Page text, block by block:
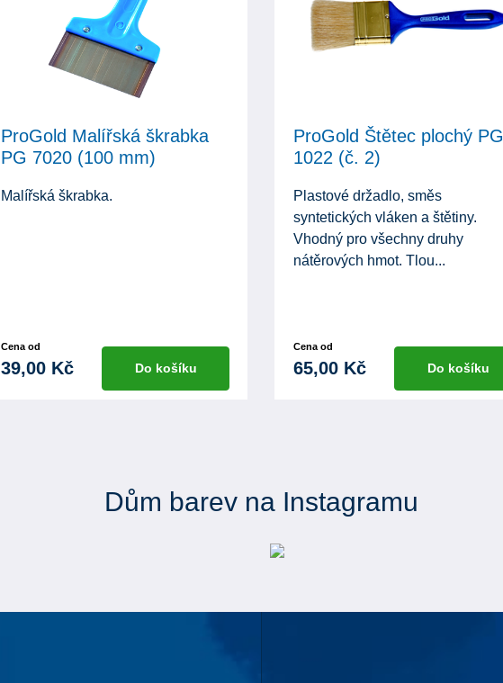
ProGold Malířská škrabka
PG 7020 (100 mm)
Malířská škrabka.
Cena od
39,00 Kč Do košíku
ProGold Štětec plochý PG
1022 (č. 2)
Plastové držadlo, směs
syntetických vláken a štětiny.
Vhodný pro všechny druhy
nátěrových hmot. Tlou...
Cena od
65,00 Kč Do košíku
Dům barev na Instagramu